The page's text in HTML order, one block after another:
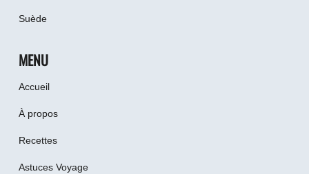
Suède
MENU
Accueil
À propos
Recettes
Astuces Voyage